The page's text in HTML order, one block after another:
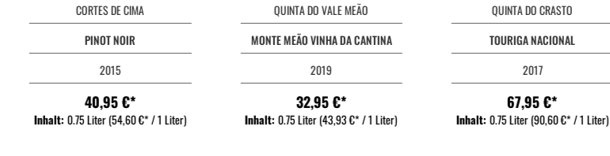
CORTES DE CIMA
PINOT NOIR
2015
40,95 €*
Inhalt: 0.75 Liter(54,60 €* / 1 Liter)
QUINTA DO VALE MEÃO
MONTE MEÃO VINHA DA CANTINA
2019
32,95 €*
Inhalt:0.75 Liter(43,93 €* / 1 Liter)
QUINTA DO CRASTO
TOURIGA NACIONAL
2017
67,95 €*
Inhalt: 0.75 Liter(90,60 €* / 1 Liter)